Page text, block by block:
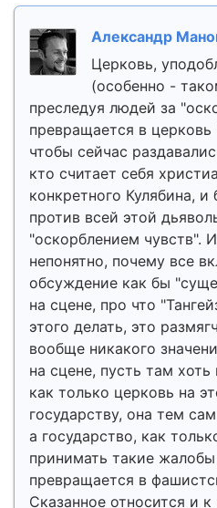
Александр
Церковь,
(особенно -
преследуя людей за
превращается в
чтобы сейчас
кто считает себя
конкретного Кулябина,
против всей этой
"оскорблением чувств".
непонятно, почему все
обсуждение как бы
на сцене, про что
этого делать, это
вообще никакого
на сцене, пусть там
как только церковь на
государству, она тем
а государство, как
принимать такие
превращается в
Сказанное относится и